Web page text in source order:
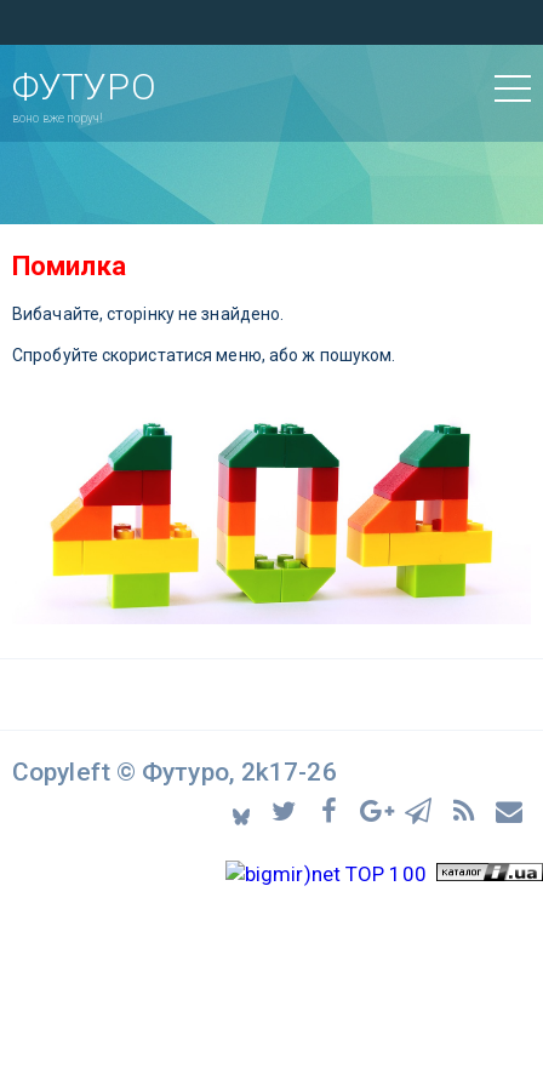
ФУТУРО
воно вже поруч!
Помилка
Вибачайте, сторінку не знайдено.
Спробуйте скористатися меню, або ж пошуком.
Copyleft © Футуро, 2k17-26